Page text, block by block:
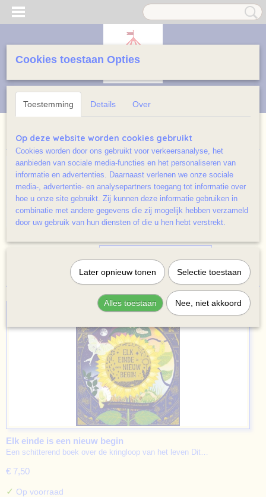
Home >Voorlees verhalen
Elk einde is een nieuw begin
Een schitterend boek over de kringloop van het leven Dit…
€ 7,50
✓ Op voorraad
Cookies toestaan Opties
Toestemming Details Over
Op deze website worden cookies gebruikt
Cookies worden door ons gebruikt voor verkeersanalyse, het
aanbieden van sociale media-functies en het personaliseren van
informatie en advertenties. Daarnaast verlenen we onze sociale
media-, advertentie- en analysepartners toegang tot informatie over
hoe u onze site gebruikt. Zij kunnen deze informatie gebruiken in
combinatie met andere gegevens die zij mogelijk hebben verzameld
door uw gebruik van hun diensten of die u hen hebt verstrekt.
Later opnieuw tonen Selectie toestaan
Alles toestaan Nee, niet akkoord